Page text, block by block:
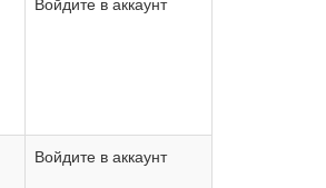
Войдите в аккаунт